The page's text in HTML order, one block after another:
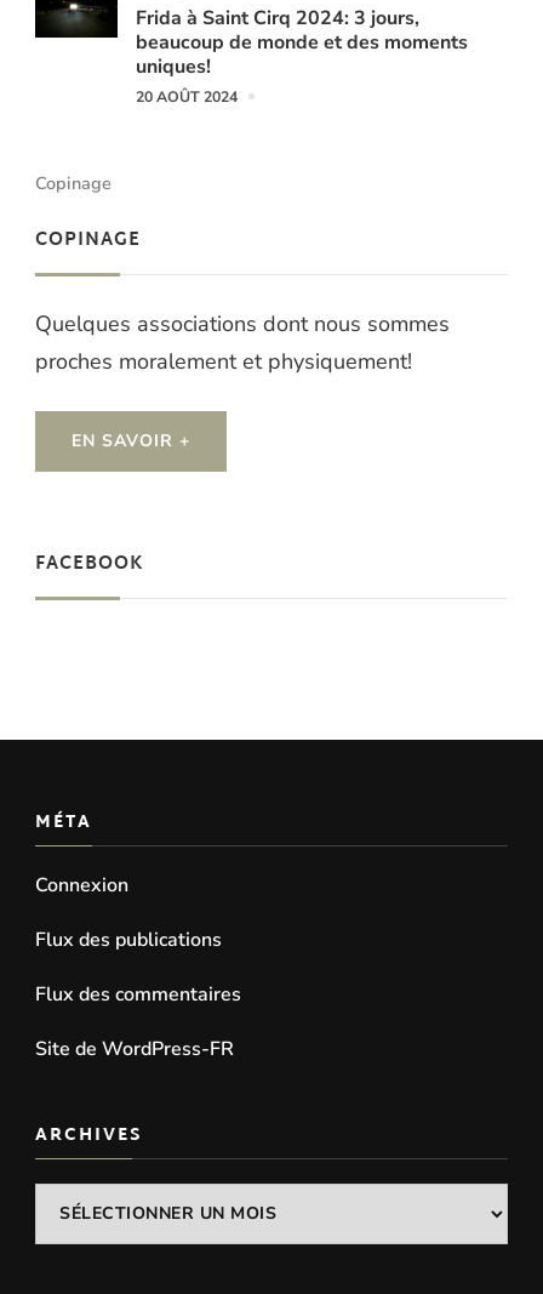
Frida à Saint Cirq 2024: 3 jours,
beaucoup de monde et des moments
uniques!
20 AOÛT 2024
Copinage
COPINAGE
Quelques associations dont nous sommes
proches moralement et physiquement!
EN SAVOIR +
FACEBOOK
MÉTA
Connexion
Flux des publications
Flux des commentaires
Site de WordPress-FR
ARCHIVES
Archives